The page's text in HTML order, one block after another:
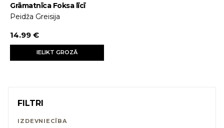
FILTRI
IZDEVNIECĪBA
Grāmatnīca Foksa līcī
Peidža Greisija
14.99 €
IELIKT GROZĀ